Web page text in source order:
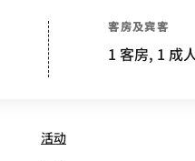
客房及宾客
1 客房, 1 成
HOTEL & SPA
活动